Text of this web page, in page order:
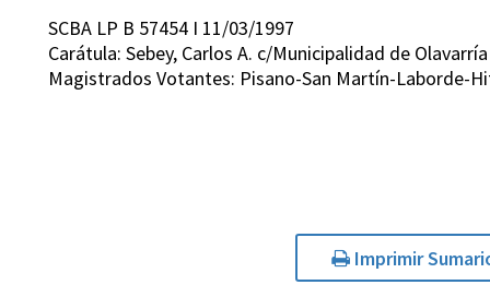
SCBA LP B 57454 I 11/03/1997
Carátula: Sebey, Carlos A. c/Municipalidad de
Magistrados Votantes: Pisano-San Martín-Laborde-
Imprimir